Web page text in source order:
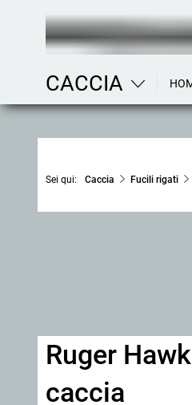
CACCIA
Sei qui: Caccia Fucili rigati
Ruger
caccia